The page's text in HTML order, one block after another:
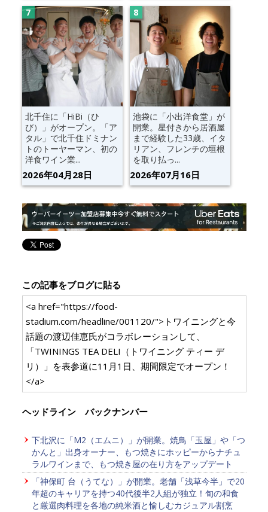
北千住に「HiBi（ひ
び）」がオープン。「ア
タル」で北千住ドミナン
トのトーヤーマン、初の
洋食ワイン業...
2026年04月28日
池袋に「小出洋食堂」が
開業。星付きから居酒屋
まで経験した33歳、イタ
リアン、フレンチの垣根
を取り払っ...
2026年07月16日
この記事をブログに貼る
<a href="https://food-
stadium.com/headline/001120/">トワイニングと今
話題の渡辺佳恵氏がコラボレーションして、
「TWININGS TEA DELI（トワイニング ティー デ
リ）」を表参道に11月1日、期間限定でオープン！
</a>
ヘッドライン バックナンバー
下北沢に「M2（エムニ）」が開業。焼鳥「玉屋」や「つ
かんと」出身オーナー、もつ焼きにホッピーからナチュ
ラルワインまで、もつ焼き屋の在り方をアップデート
「神保町 台（うてな）」が開業。老舗「浅草今半」で20
年超のキャリアを持つ40代後半2人組が独立！旬の和食
と厳選肉料理を各地の純米酒と愉しむカジュアル割烹